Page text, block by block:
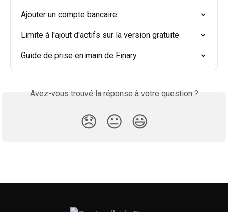
Ajouter un compte bancaire
Limite à l'ajout d'actifs sur la version gratuite
Guide de prise en main de Finary
Avez-vous trouvé la réponse à votre question ?
😞 😐 😃